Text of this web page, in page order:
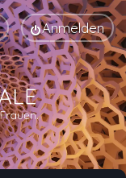
Anmelden